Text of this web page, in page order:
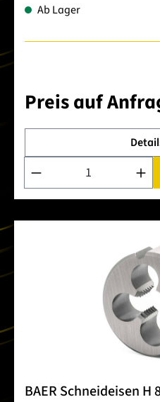
Ab Lager
Preis auf
Produkt Anzahl: Gib den
BAER Schneideisen H